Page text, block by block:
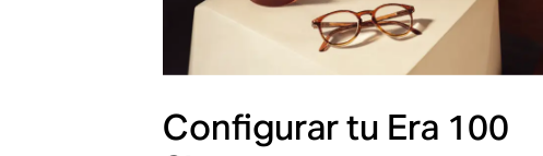
Configurar tu Era 100